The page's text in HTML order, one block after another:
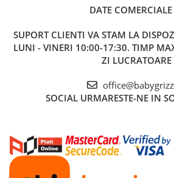
Protectie maxima la impact lateral
DATE COMERCIALE
SUPORT CLIENTI VA STAM LA
LUNI - VINERI 10:00-17:30. TIMP
ZI LUCRATOARE
SOCIAL URMARESTE-NE IN